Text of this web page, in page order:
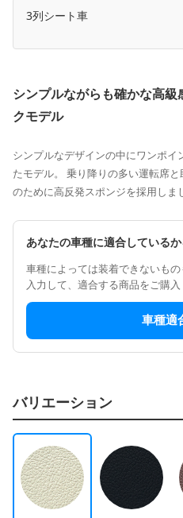
3列シート車
シンプルながらも確かな高
クモデル
シンプルなデザインの中にワンポ
たモデル。 乗り降りの多い運転席
のために高反発スポンジを採用しま
あなたの車種に適合している
車種によっては装着できないも
入力して、適合する商品をご購入
車種適
バリエーション